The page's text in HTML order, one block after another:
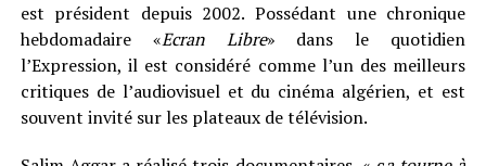
est président depuis 2002. Possédant une chronique
hebdomadaire «Ecran Libre» dans le quotidien
l’Expression, il est considéré comme l’un des meilleurs
critiques de l’audiovisuel et du cinéma algérien, et est
souvent invité sur les plateaux de télévision.